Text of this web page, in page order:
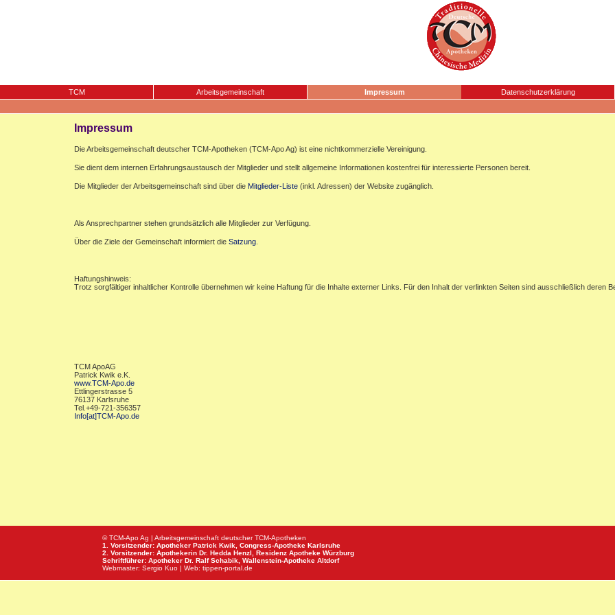
TCM Arbeitsgemeinschaft Impressum Datenschutzerklärung
Impressum
Die Arbeitsgemeinschaft deutscher TCM-Apotheken (TCM-Apo Ag) ist eine nichtkommerzielle Vereinigung.
Sie dient dem internen Erfahrungsaustausch der Mitglieder und stellt allgemeine Informationen kostenfrei für interessierte Personen bereit.
Die Mitglieder der Arbeitsgemeinschaft sind über die Mitglieder-Liste (inkl. Adressen) der Website zugänglich.
Als Ansprechpartner stehen grundsätzlich alle Mitglieder zur Verfügung.
Über die Ziele der Gemeinschaft informiert die Satzung
Haftungshinweis:
Trotz sorgfältiger inhaltlicher Kontrolle übernehmen wir keine Haftung für die Inhalte externer Links. Für den Inhalt der verlinkten Seiten sind ausschließlich deren
TCM ApoAG
Patrick Kwik e.K.
www.TCM-Apo.de
Ettlingerstrasse 5
76137 Karlsruhe
Tel.+49-721-356357
Info[at]TCM-Apo.de
© TCM-Apo Ag | Arbeitsgemeinschaft deutscher TCM-Apotheken
1. Vorsitzender: Apotheker Patrick Kwik, Congress-Apotheke Karlsruhe
2. Vorsitzender: Apothekerin Dr. Hedda Henzl, Residenz Apotheke Würzburg
Schriftführer: Apotheker Dr. Ralf Schabik, Wallenstein-Apotheke Altdorf
Webmaster: Sergio Kuo | Web: tippen-portal.de